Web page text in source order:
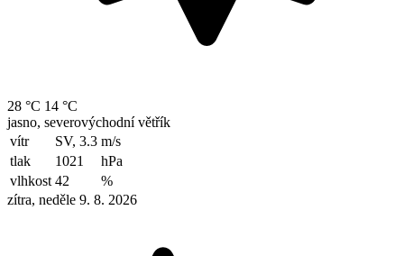
28 °C 14 °C
jasno, severovýchodní větřík
vítr
SV, 3.3 m/s
tlak
1021
hPa
vlhkost 42
%
zítra, neděle 9. 8. 2026